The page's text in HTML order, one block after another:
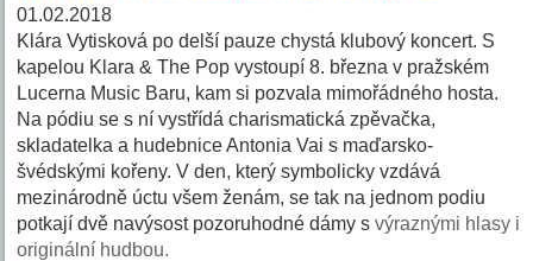
01.02.2018
Klára Vytisková po delší pauze chystá klubový koncert. S
kapelou Klara & The Pop vystoupí 8. března v pražském
Lucerna Music Baru, kam si pozvala mimořádného hosta.
Na pódiu se s ní vystřídá charismatická zpěvačka,
skladatelka a hudebnice Antonia Vai s maďarsko-
švédskými kořeny. V den, který symbolicky vzdává
mezinárodně úctu všem ženám, se tak na jednom podiu
potkají dvě navýsost pozoruhodné dámy svýraznými hlasy i
originální hudbou.